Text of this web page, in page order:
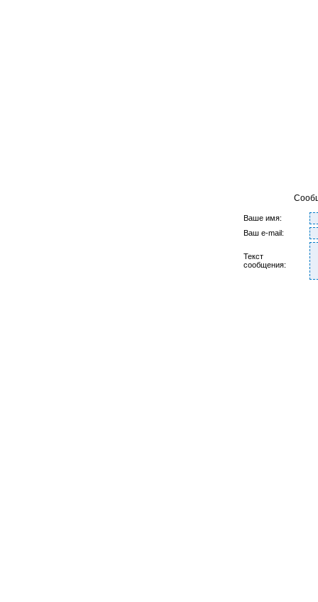
Ваше имя:
Ваш e-mail:
Текст
сообщения: